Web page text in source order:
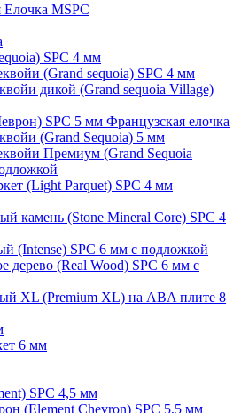
Елочка MSPC
SPC 4 мм
(Grand sequoia) SPC 4 мм
дикой (Grand sequoia Village)
SPC 5 мм Французская елочка
(Grand Sequoia) 5 мм
Премиум (Grand Sequoia
(Light Parquet) SPC 4 мм
камень (Stone Mineral Core) SPC 4
(Intense) SPC 6 мм с подложкой
дерево (Real Wood) SPC 6 мм с
XL (Premium XL) на ABA плите 8
6 мм
SPC 4,5 мм
(Element Chevron) SPC 5,5 мм